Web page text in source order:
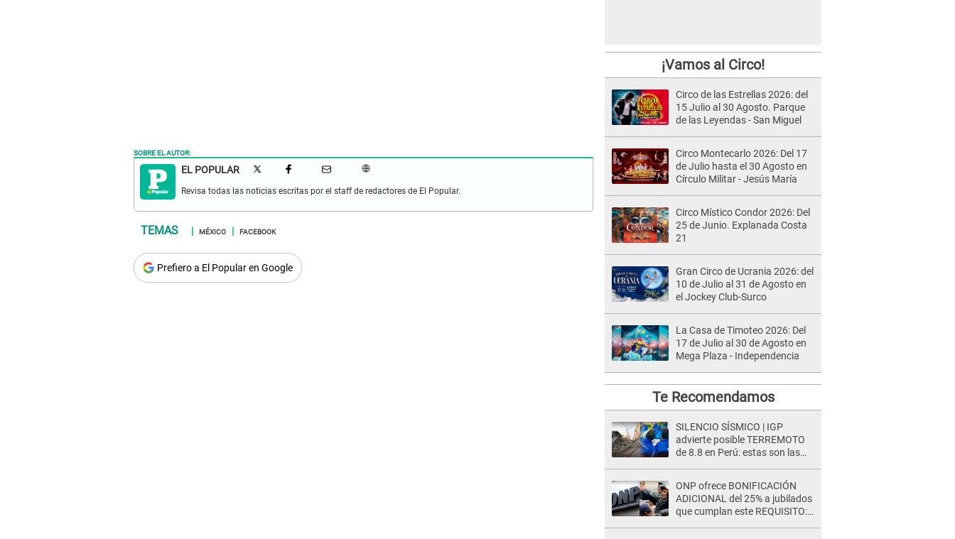
SOBRE EL AUTOR:
EL POPULAR
Revisa todas las noticias escritas por el staff de redactores de El Popular.
MÉXICO FACEBOOK
Prefiero a El Popular en Google
¡Vamos al Circo!
Circo de las Estrellas 2026: del
15 Julio al 30 Agosto. Parque
de las Leyendas - San Miguel
Circo Montecarlo 2026: Del 17
de Julio hasta el 30 Agosto en
Círculo Militar - Jesús María
Circo Místico Condor 2026: Del
25 de Junio. Explanada Costa
21
Gran Circo de Ucrania 2026: del
10 de Julio al 31 de Agosto en
el Jockey Club-Surco
La Casa de Timoteo 2026: Del
17 de Julio al 30 de Agosto en
Mega Plaza - Independencia
Te Recomendamos
SILENCIO SÍSMICO | IGP
advierte posible TERREMOTO
de 8.8 en Perú: estas son las
ONP ofrece BONIFICACIÓN
ADICIONAL del 25% a jubilados
que cumplan este REQUISITO: